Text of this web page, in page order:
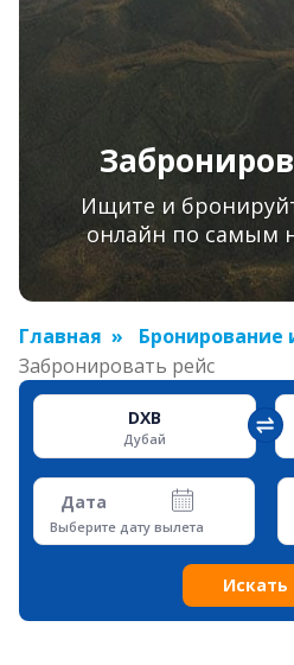
Ищите и
онлайн по самым
Главная
Бронирование
Забронировать рейс
DXB
Дубай
Дата
Выберите дату вылета
Искать